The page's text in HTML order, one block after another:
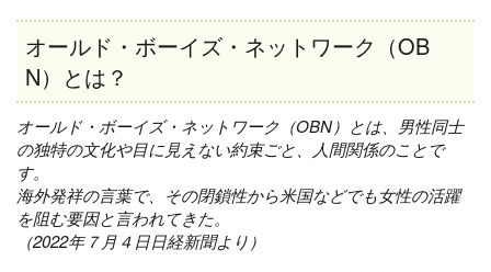
オールド・ボーイズ・ネットワーク（OB
N）とは？
オールド・ボーイズ・ネットワーク（OBN）とは、男性同士
の独特の文化や目に見えない約束ごと、人間関係のことで
す。
海外発祥の言葉で、その閉鎖性から米国などでも女性の活躍
を阻む要因と言われてきた。
（2022年７月４日日経新聞より）